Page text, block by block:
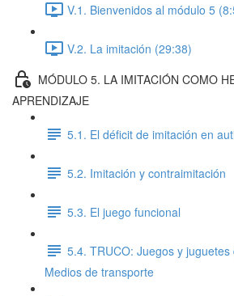
V.1. Bienvenidos al módulo 5
V.2. La imitación (29:38)
MÓDULO 5. LA IMITACIÓN COMO
APRENDIZAJE
5.1. El déficit de imitación en
5.2. Imitación y contraimitación
5.3. El juego funcional
5.4. TRUCO: Juegos y
Medios de transporte